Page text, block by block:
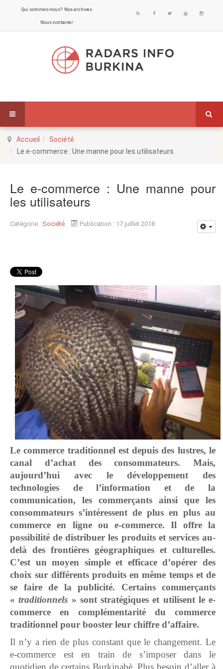
Qui sommes-nous? Nos archives
Nous contacter
Accueil
Société
Le e-commerce : Une manne pour les utilisateurs
Le e-commerce : Une manne pour
les utilisateurs
Catégorie : Société Publication : 17 juillet 2018
Le commerce traditionnel est depuis des lustres, le
canal d’achat des consommateurs. Mais,
aujourd’hui avec le développement des
technologies de l’information et de la
communication, les commerçants ainsi que les
consommateurs s’intéressent de plus en plus au
commerce en ligne ou e-commerce. Il offre la
possibilité de distribuer les produits et services au-
delà des frontières géographiques et culturelles.
C’est un moyen simple et efficace d’opérer des
choix sur différents produits en même temps et de
se faire de la publicité. Certains commerçants
«traditionnels » sont stratégiques et utilisent le e-
commerce en complémentarité du commerce
traditionnel pour booster leur chiffre d’affaire.
Il n’y a rien de plus constant que le changement. Le
e-commerce est en train de s’imposer dans le
quotidien de certains Burkinabè. Plus besoin d’aller à